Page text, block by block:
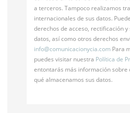
a terceros. Tampoco realizamos
internacionales de sus datos.
derechos de acceso, rectificación y
datos, así como otros derechos
info@comunicacionycia.com Para
puedes visitar nuestra Política de
entontarás más información sobre
qué almacenamos sus datos.